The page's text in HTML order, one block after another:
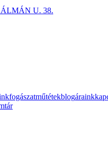
U. 38.
fogászatműtétekblogáraink